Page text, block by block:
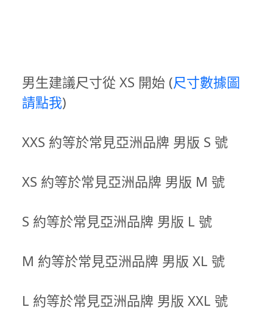
男生建議尺寸從 XS 開始 (尺寸數據圖
請點我)
XXS 約等於常見亞洲品牌 男版 S 號
XS 約等於常見亞洲品牌 男版 M 號
S 約等於常見亞洲品牌 男版 L 號
M 約等於常見亞洲品牌 男版 XL 號
L 約等於常見亞洲品牌 男版 XXL 號